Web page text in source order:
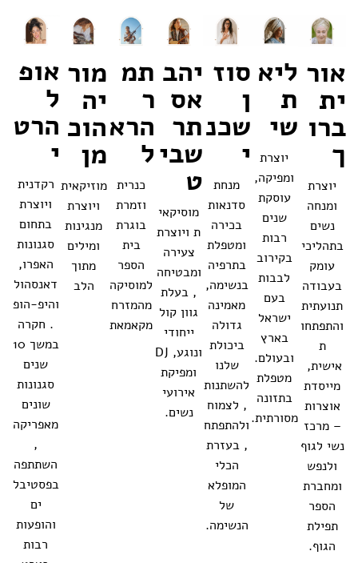
אור
ית
ברו
ך
יוצרת
ומנחה
נשים
בתהליכי
עומק
בעבודה
תנועתית
והתפתחו
ת
אישית,
מייסדת
אוצרות
– מרכז
נשי לגוף
ולנפש
ומחברת
הספר
תפילת
הגוף.
ליא
ת
שי
יוצרת
ומפיקה,
עוסקת
שנים
רבות
בקירוב
לבבות
בעם
ישראל
בארץ
ובעולם.
מטפלת
בתזונה
מסורתית.
סוז
ן
שכנ
י
מנחת
סדנאות
בכירה
ומטפלת
בתרפיה
בנשימה,
מאמינה
גדולה
ביכולת
שלנו
להשתנות
, לצמוח
ולהתפתח
, בעזרת
הכלי
המופלא
של
הנשימה.
יהב
אס
תר
שבי
ט
מוסיקאי
ת ויוצרת
צעירה
ומבטיחה
, בעלת
גוון קול
ייחודי
ונוגע, DJ
ומפיקת
אירועי
נשים.
תמ
ר
הרא
ל
כנרית
וזמרת
בוגרת
בית
הספר
למוסיקה
מהמזרח
מקאמאת
מור
יה
הוכ
מן
מוזיקאית
ויוצרת
מנגינות
ומילים
מתוך
הלב
אופ
ל
הרט
י
רקדנית
ויוצרת
בתחום
סגנונות
האפרו,
דאנסהול
והיפ-הופ
. חקרה
במשך 10
שנים
סגנונות
שונים
מאפריקה
,
השתתפה
בפסטיבל
ים
והופעות
רבות